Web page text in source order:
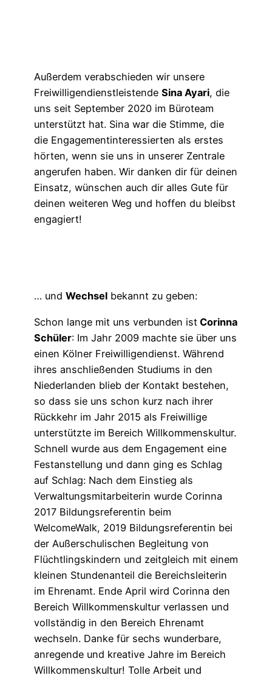
Außerdem verabschieden wir unsere
Freiwilligendienstleistende Sina Ayari, die
uns seit September 2020 im Büroteam
unterstützt hat. Sina war die Stimme, die
die Engagementinteressierten als erstes
hörten, wenn sie uns in unserer Zentrale
angerufen haben. Wir danken dir für deinen
Einsatz, wünschen auch dir alles Gute für
deinen weiteren Weg und hoffen du bleibst
engagiert!
… und Wechsel bekannt zu geben:
Schon lange mit uns verbunden ist Corinna
Schüler: Im Jahr 2009 machte sie über uns
einen Kölner Freiwilligendienst. Während
ihres anschließenden Studiums in den
Niederlanden blieb der Kontakt bestehen,
so dass sie uns schon kurz nach ihrer
Rückkehr im Jahr 2015 als Freiwillige
unterstützte im Bereich Willkommenskultur.
Schnell wurde aus dem Engagement eine
Festanstellung und dann ging es Schlag
auf Schlag: Nach dem Einstieg als
Verwaltungsmitarbeiterin wurde Corinna
2017 Bildungsreferentin beim
WelcomeWalk, 2019 Bildungsreferentin bei
der Außerschulischen Begleitung von
Flüchtlingskindern und zeitgleich mit einem
kleinen Stundenanteil die Bereichsleiterin
im Ehrenamt. Ende April wird Corinna den
Bereich Willkommenskultur verlassen und
vollständig in den Bereich Ehrenamt
wechseln. Danke für sechs wunderbare,
anregende und kreative Jahre im Bereich
Willkommenskultur! Tolle Arbeit und